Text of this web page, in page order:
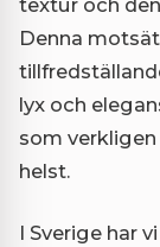
textur och
Denna
lyx och
som
helst.
I Sverige har